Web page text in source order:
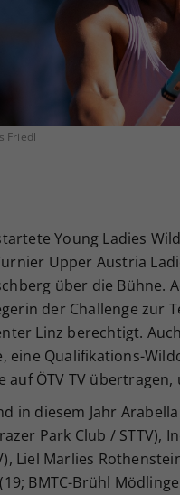
Friedl
Young Ladies
Upper Austria
über die Bühne.
der Challenge zur
Linz berechtigt.
eine Qualifikations-
auf ÖTV TV
in diesem Jahr Arabella
Park Club / STTV),
Liel Marlies
BMTC-Brühl